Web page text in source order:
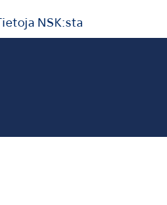
Tietoja NSK:sta